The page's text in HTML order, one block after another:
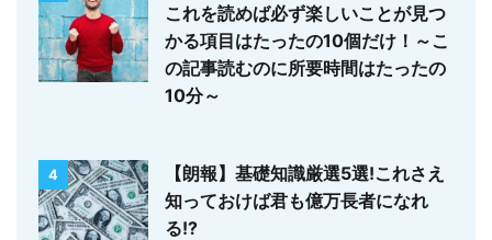
これを読めば必ず楽しいことが見つ
かる項目はたったの10個だけ！～こ
の記事読むのに所要時間はたったの
10分～
4
【朗報】基礎知識厳選5選!これさえ
知っておけば君も億万長者になれ
る!?